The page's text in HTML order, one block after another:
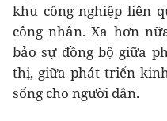
khu công nghiệp liên
công nhân. Xa hơn
bảo sự đồng bộ giữa
thị, giữa phát triển
sống cho người dân.